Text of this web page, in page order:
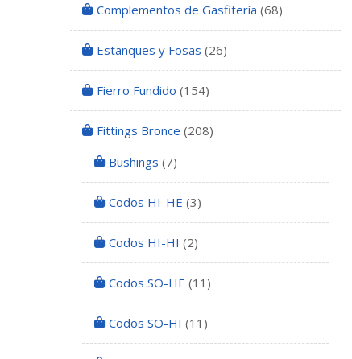
Complementos de Gasfitería (68)
Estanques y Fosas (26)
Fierro Fundido (154)
Fittings Bronce (208)
Bushings (7)
Codos HI-HE (3)
Codos HI-HI (2)
Codos SO-HE (11)
Codos SO-HI (11)